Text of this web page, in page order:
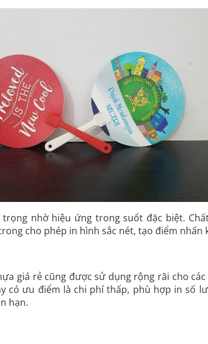
trọng nhờ hiệu ứng trong suốt đặc biệt.
cho phép in hình sắc nét, tạo điểm nhấn
giá rẻ cũng được sử dụng rộng rãi cho
có ưu điểm là chi phí thấp, phù hợp in số
hạn.